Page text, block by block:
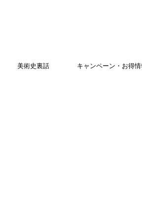
美術史裏話 キャンペーン・お得情